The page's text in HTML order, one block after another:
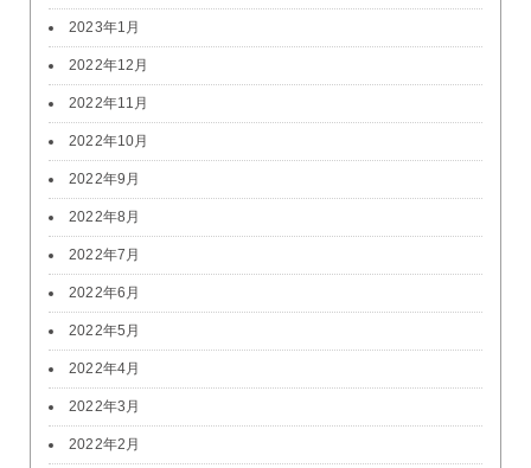
2023年1月
2022年12月
2022年11月
2022年10月
2022年9月
2022年8月
2022年7月
2022年6月
2022年5月
2022年4月
2022年3月
2022年2月